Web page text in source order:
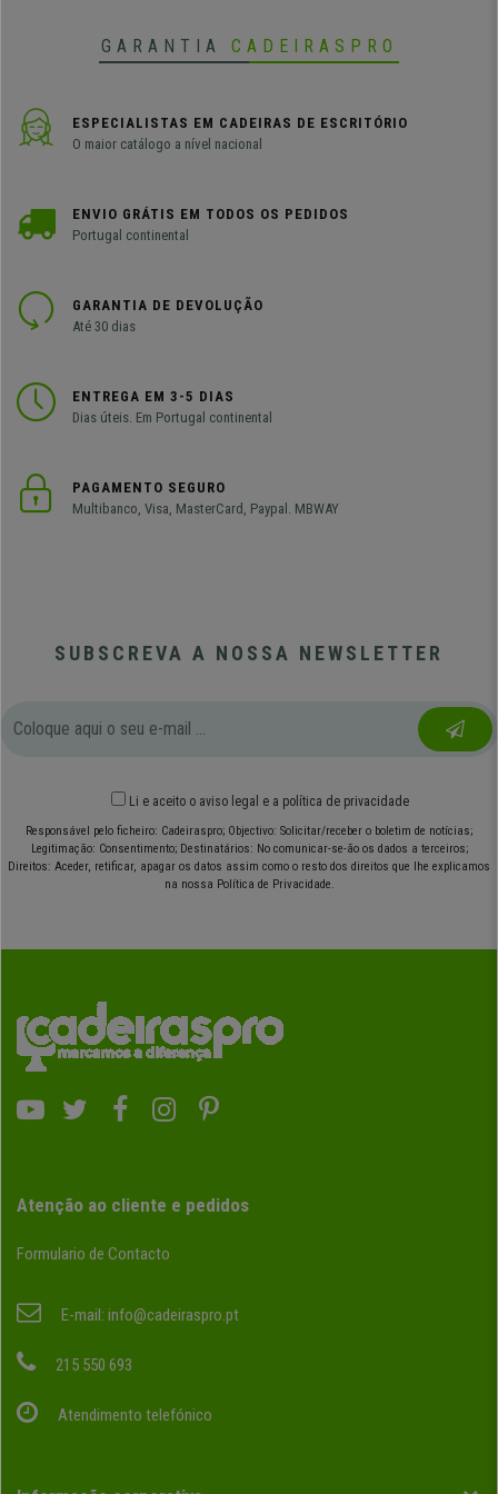
GARANTIA CADEIRASPRO
ESPECIALISTAS EM CADEIRAS DE ESCRITÓRIO
O maior catálogo a nível nacional
ENVIO GRÁTIS EM TODOS OS PEDIDOS
Portugal continental
GARANTIA DE DEVOLUÇÃO
Até 30 dias
ENTREGA EM 3-5 DIAS
Dias úteis. Em Portugal continental
PAGAMENTO SEGURO
Multibanco, Visa, MasterCard, Paypal. MBWAY
SUBSCREVA A NOSSA NEWSLETTER
Li e aceito o aviso legal e a política de privacidade
Responsável pelo ficheiro: Cadeiraspro; Objectivo: Solicitar/receber o boletim de notícias;
Legitimação: Consentimento; Destinatários: No comunicar-se-ão os dados a terceiros;
Direitos: Aceder, retificar, apagar os datos assim como o resto dos direitos que lhe explicamos
na nossa Política de Privacidade.
Atenção ao cliente e pedidos
Formulario de Contacto
E-mail: info@cadeiraspro.pt
215 550 693
Atendimento telefónico